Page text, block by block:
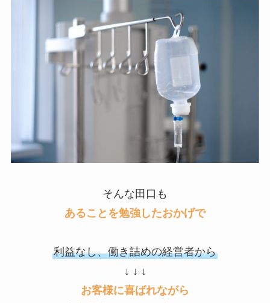
そんな田口も
あることを勉強したおかげで
利益なし、働き詰めの経営者から
↓ ↓ ↓
お客様に喜ばれながら